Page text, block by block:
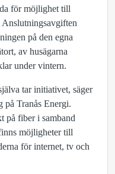
för möjlighet till
på den egna
av husägarna
under vintern.
tar initiativet, säger
Tranås Energi.
på fiber i samband
möjligheter till
för internet, tv och